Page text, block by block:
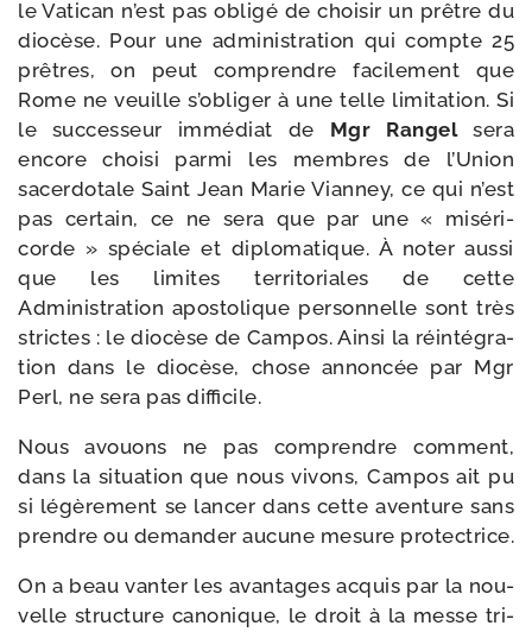
le Vatican n’est pas obli­gé de choi­sir un prêtre du
dio­cèse. Pour une admi­nis­tra­tion qui compte 25
prêtres, on peut com­prendre faci­le­ment que
Rome ne veuille s’obliger à une telle limi­ta­tion. Si
le suc­ces­seur immé­diat de Mgr Rangelsera
encore choi­si par­mi les membres de l’Union
sacer­do­tale Saint Jean Marie Vianney, ce qui n’est
pas cer­tain, ce ne sera que par une « misé­ri­
corde » spé­ciale et diplo­ma­tique. À noter aus­si
que les limites ter­ri­to­riales de cette
Administration apos­to­lique per­son­nelle sont très
strictes : le dio­cèse de Campos. Ainsi la réin­té­gra­
tion dans le dio­cèse, chose annon­cée par Mgr
Perl, ne sera pas difficile.
Nous avouons ne pas com­prendre com­ment,
dans la situa­tion que nous vivons, Campos ait pu
si légè­re­ment se lan­cer dans cette aven­ture sans
prendre ou deman­der aucune mesure protectrice.
On a beau van­ter les avan­tages acquis par la nou­
velle struc­ture cano­nique, le droit à la messe tri­